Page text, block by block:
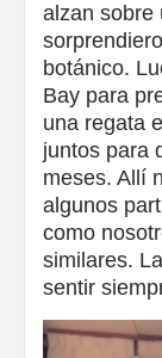
alzan sobre
botánico.
Bay para
una regata
juntos para
meses. Allí
algunos
como
similares.
sentir